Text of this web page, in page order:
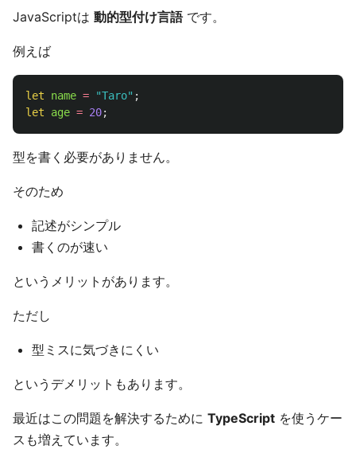
JavaScriptは 動的型付け言語です。
例えば
let name = "Taro" ;
let
age = 20;
型を書く必要がありません。
そのため
記述がシンプル
書くのが速い
というメリットがあります。
ただし
型ミスに気づきにくい
というデメリットもあります。
最近はこの問題を解決するために TypeScript を使うケー
スも増えています。